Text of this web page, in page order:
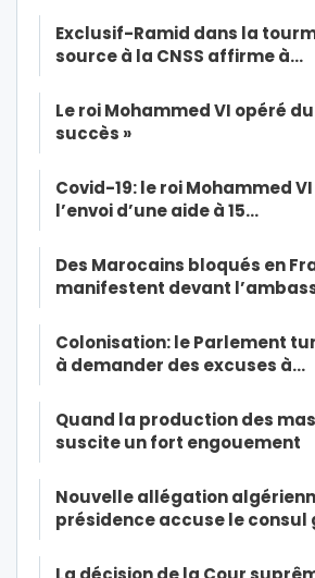
Exclusif-Ramid dans la
source à la CNSS affirme à…
Le roi Mohammed VI opéré
succès »
Covid-19: le roi Mohammed
l’envoi d’une aide à 15…
Des Marocains bloqués en
manifestent devant
Colonisation: le Parlement
à demander des excuses à…
Quand la production des
suscite un fort engouement
Nouvelle allégation
présidence accuse le consul